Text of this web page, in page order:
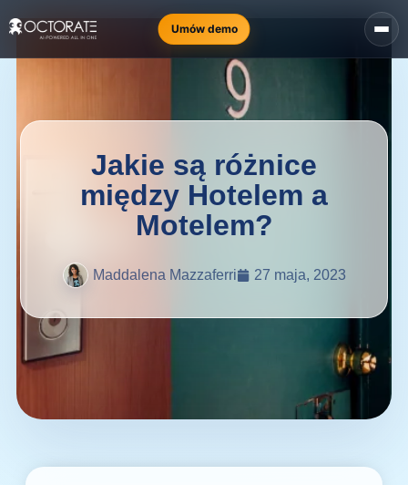
Umów demo
Jakie są różnice
między Hotelem a
Motelem?
Maddalena Mazzaferri 27 maja, 2023